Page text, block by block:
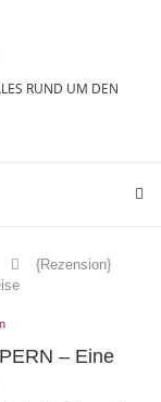
RUND UM DEN
{Rezension}
– Eine